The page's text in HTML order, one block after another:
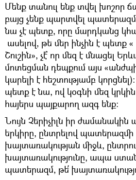
Մենք տանուլ ենք տվել
բայց չենք պարտվել
նա չէ պետք, որը մարդկանց
ասելով, թե մեր ինչին է պետք
Շուշին», չէ՞ որ մեզ է մնացել
մոտեցման դեպքում այս
կարելի է հեշտությամբ
պետք է նա, ով կօգնի մեզ
հայերս պայքարող ազգ ենք։
Նույն Չերիչիլն իր ժամանակին
երկիրը, ընտրելով պատերազմի
խայտառակության միջև,
խայտառակությունը, ապա
պատերազմ, թե՛